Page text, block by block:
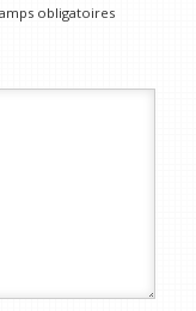
obligatoires